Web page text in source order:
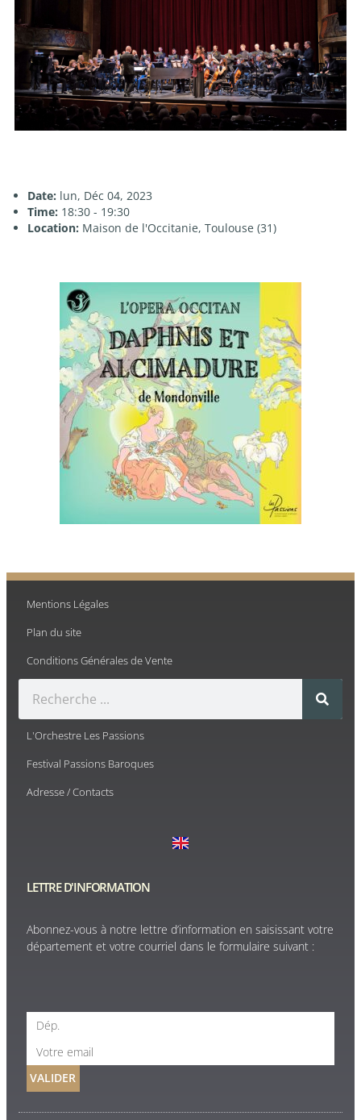
Date: lun, Déc 04, 2023
Time: 18:30 - 19:30
Location: Maison de l'Occitanie, Toulouse (31)
Mentions Légales
Plan du site
Conditions Générales de Vente
L'Orchestre Les Passions
Festival Passions Baroques
Adresse / Contacts
LETTRE D'INFORMATION
Abonnez-vous à notre lettre d’information en saisissant votre
département et votre courriel dans le formulaire suivant :
VALIDER